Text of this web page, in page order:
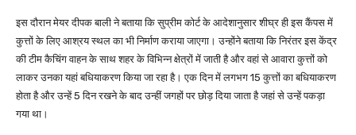
इस दौरान मेयर दीपक बाली ने बताया कि सुप्रीम कोर्ट के आदेशानुसार शीघ्र ही इस कैंपस में
कुत्तों के लिए आश्रय स्थल का भी निर्माण कराया जाएगा। उन्होंने बताया कि निरंतर इस केंद्र
की टीम कैचिंग वाहन के साथ शहर के विभिन्न क्षेत्रों में जाती है और वहां से आवारा कुत्तों को
लाकर उनका यहां बधियाकरण किया जा रहा है। एक दिन में लगभग 15 कुत्तों का बधियाकरण
होता है और उन्हें 5 दिन रखने के बाद उन्हीं जगहों पर छोड़ दिया जाता है जहां से उन्हें पकड़ा
गया था।